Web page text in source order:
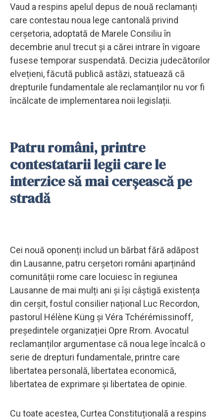
Vaud a respins apelul depus de nouă reclamanți
care contestau noua lege cantonală privind
cerșetoria, adoptată de Marele Consiliu în
decembrie anul trecut și a cărei intrare în vigoare
fusese temporar suspendată. Decizia judecătorilor
elvețieni, făcută publică astăzi, statuează că
drepturile fundamentale ale reclamanților nu vor fi
încălcate de implementarea noii legislații.
Patru români, printre
contestatarii legii care le
interzice să mai cerșească pe
stradă
Cei nouă oponenți includ un bărbat fără adăpost
din Lausanne, patru cerșetori români aparținând
comunității rome care locuiesc în regiunea
Lausanne de mai mulți ani și își câștigă existența
din cerșit, fostul consilier național Luc Recordon,
pastorul Hélène Küng și Véra Tchérémissinoff,
președintele organizației Opre Rrom. Avocatul
reclamanților argumentase că noua lege încalcă o
serie de drepturi fundamentale, printre care
libertatea personală, libertatea economică,
libertatea de exprimare și libertatea de opinie.
Cu toate acestea, Curtea Constituțională a respins